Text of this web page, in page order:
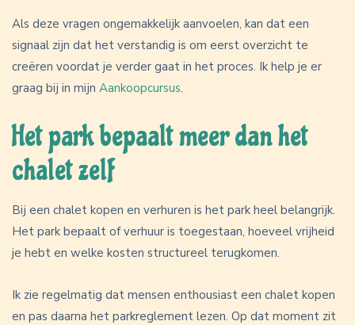
Als deze vragen ongemakkelijk aanvoelen, kan dat een
signaal zijn dat het verstandig is om eerst overzicht te
creëren voordat je verder gaat in het proces. Ik help je er
graag bij in mijn Aankoopcursus.
Het park bepaalt meer dan het
chalet zelf
Bij een chalet kopen en verhuren is het park heel belangrijk.
Het park bepaalt of verhuur is toegestaan, hoeveel vrijheid
je hebt en welke kosten structureel terugkomen.
Ik zie regelmatig dat mensen enthousiast een chalet kopen
en pas daarna het parkreglement lezen. Op dat moment zit